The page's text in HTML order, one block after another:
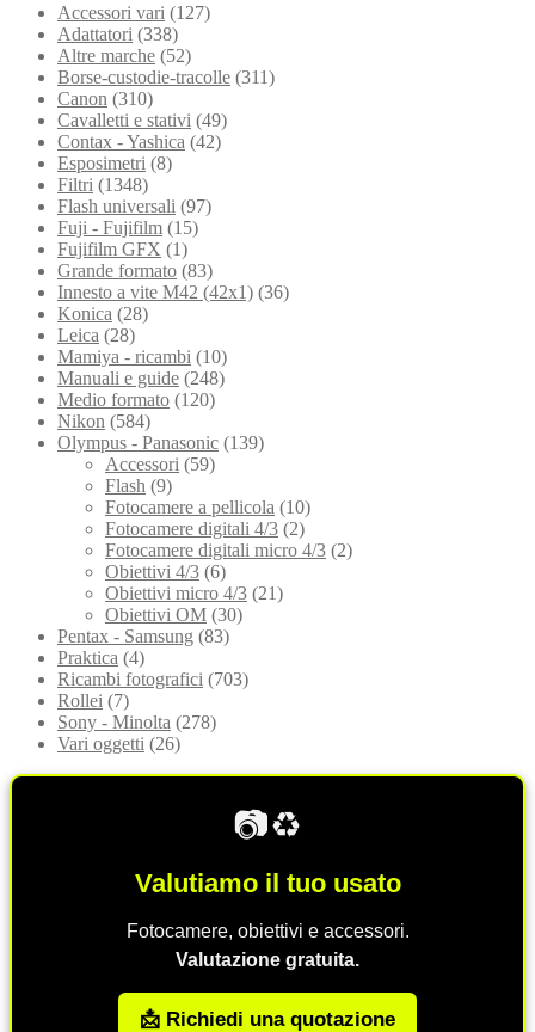
Accessori vari (127)
Adattatori (338)
Altre marche (52)
Borse-custodie-tracolle (311)
Canon (310)
Cavalletti e stativi (49)
Contax - Yashica (42)
Esposimetri (8)
Filtri (1348)
Flash universali (97)
Fuji - Fujifilm (15)
Fujifilm GFX (1)
Grande formato (83)
Innesto a vite M42 (42x1) (36)
Konica (28)
Leica (28)
Mamiya - ricambi (10)
Manuali e guide (248)
Medio formato (120)
Nikon (584)
Olympus - Panasonic (139)
Accessori (59)
Flash (9)
Fotocamere a pellicola (10)
Fotocamere digitali 4/3 (2)
Fotocamere digitali micro 4/3 (2)
Obiettivi 4/3 (6)
Obiettivi micro 4/3 (21)
Obiettivi OM (30)
Pentax - Samsung (83)
Praktica (4)
Ricambi fotografici (703)
Rollei (7)
Sony - Minolta (278)
Vari oggetti (26)
📷♻️
Valutiamo il tuo usato
Fotocamere, obiettivi e accessori.
Valutazione gratuita.
📩 Richiedi una quotazione